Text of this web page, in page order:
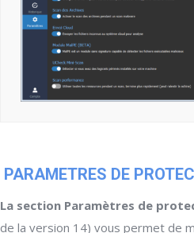
PARAMETRES DE
La section Paramètres de
de la version 14) vous permet de